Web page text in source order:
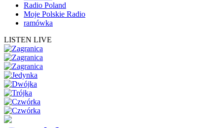
Radio Poland
Moje Polskie Radio
ramówka
LISTEN LIVE